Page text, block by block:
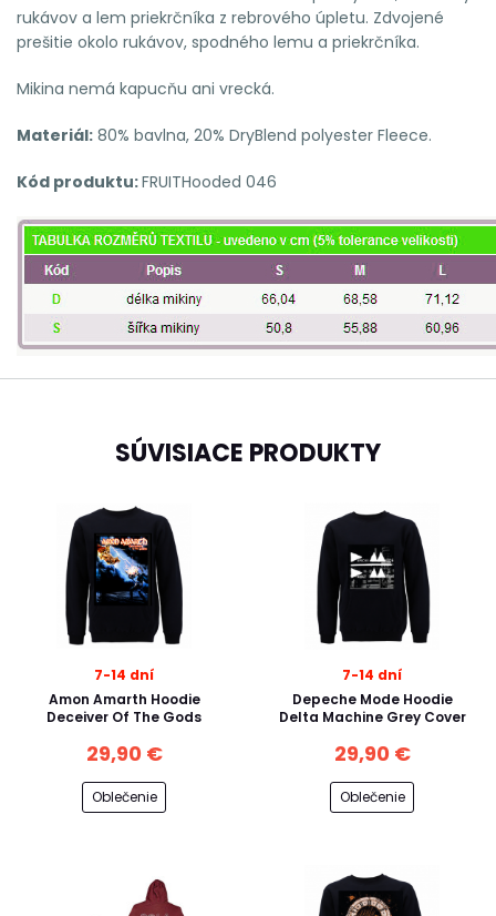
rukávov a lem priekrčníka z rebrového úpletu. Zdvojené
prešitie okolo rukávov, spodného lemu a priekrčníka.
Mikina nemá kapucňu ani vrecká.
Materiál: 80% bavlna, 20% DryBlend polyester Fleece.
Kód produktu:FRUITHooded 046
SÚVISIACE PRODUKTY
7-14 dní
Amon Amarth Hoodie
Deceiver Of The Gods
29,90 €
Oblečenie
7-14 dní
Depeche Mode Hoodie
Delta Machine Grey Cover
29,90 €
Oblečenie